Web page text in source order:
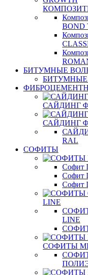
BOND
БИТУМНЫЕ
САЙДИНГ
САЙДИНГ
RAL
СОФИТЫ
Софит
Софит
Софит
LINE
LINE
СОФИТЫ